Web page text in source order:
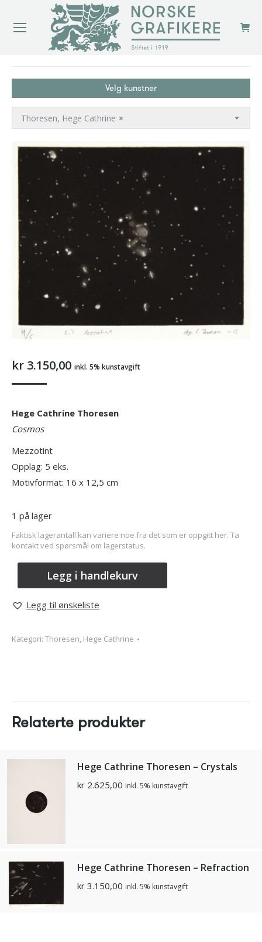
Velg kunstner
×
Thoresen, Hege Cathrine
kr 3.150,00 inkl. 5% kunstavgift
Hege Cathrine Thoresen
Cosmos
Mezzotint
Opplag: 5 eks.
Motivformat: 16 x 12,5 cm
1 på lager
Faktisk lagerantall kan variere noe fra det som er oppgitt her. Ta
kontakt ved spørsmål om lagerstatus.
Legg i handlekurv
Legg til ønskeliste
Kategori: Thoresen, Hege Cathrine
Relaterte produkter
Hege Cathrine Thoresen – Crystals
kr 2.625,00 inkl. 5% kunstavgift
Hege Cathrine Thoresen – Refraction
kr 3.150,00 inkl. 5% kunstavgift